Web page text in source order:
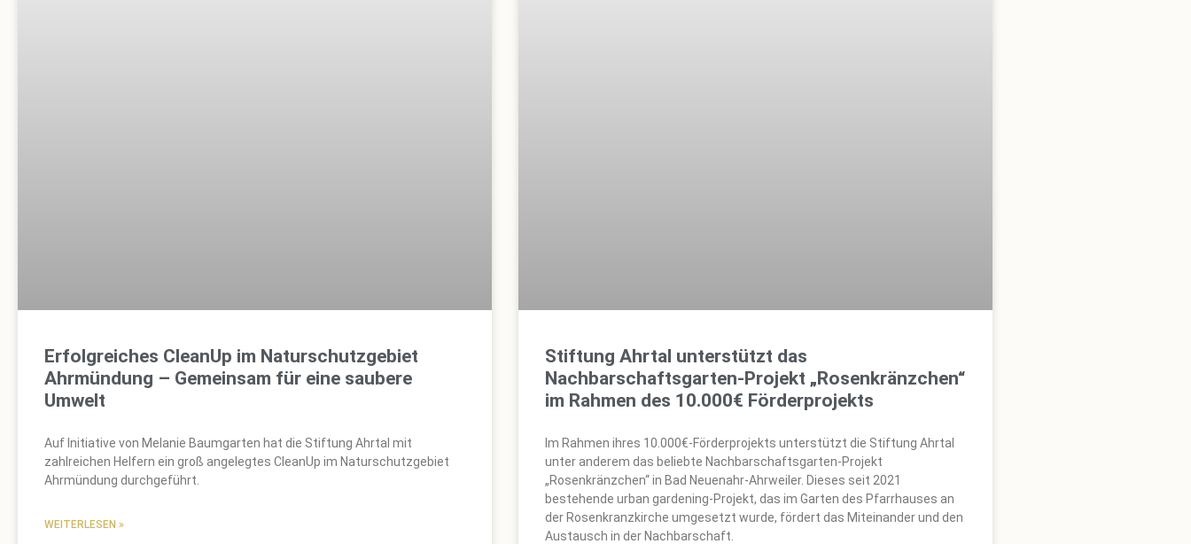
Erfolgreiches CleanUp im Naturschutzgebiet
Ahrmündung – Gemeinsam für eine saubere
Umwelt
Auf Initiative von Melanie Baumgarten hat die Stiftung Ahrtal mit
zahlreichen Helfern ein groß angelegtes CleanUp im Naturschutzgebiet
Ahrmündung durchgeführt.
WEITERLESEN »
Stiftung Ahrtal unterstützt das
Nachbarschaftsgarten-Projekt „Rosenkränzchen“
im Rahmen des 10.000€ Förderprojekts
Im Rahmen ihres 10.000€-Förderprojekts unterstützt die Stiftung Ahrtal
unter anderem das beliebte Nachbarschaftsgarten-Projekt
„Rosenkränzchen“ in Bad Neuenahr-Ahrweiler. Dieses seit 2021
bestehende urban gardening-Projekt, das im Garten des Pfarrhauses an
der Rosenkranzkirche umgesetzt wurde, fördert das Miteinander und den
Austausch in der Nachbarschaft.